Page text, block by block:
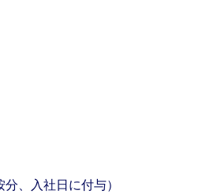
、入社日に付与）